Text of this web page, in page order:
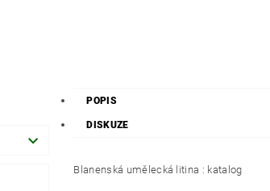
POPIS
DISKUZE
Blanenská umělecká litina : katalog